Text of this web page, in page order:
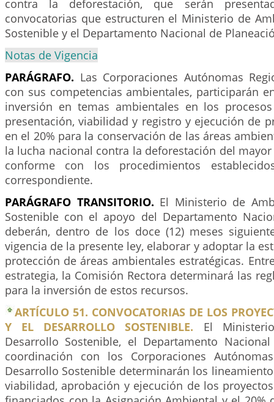
contra la deforestación, que serán
convocatorias que estructuren el Ministerio de
Sostenible y el Departamento Nacional de
Notas de Vigencia
PARÁGRAFO. Las Corporaciones Autónomas
con sus competencias ambientales, participarán
inversión en temas ambientales en los
presentación, viabilidad y registro y ejecución de
en el 20% para la conservación de las áreas
la lucha nacional contra la deforestación del
conforme con los procedimientos
correspondiente.
PARÁGRAFO TRANSITORIO. El Ministerio de
Sostenible con el apoyo del Departamento
deberán, dentro de los doce (12) meses
vigencia de la presente ley, elaborar y adoptar la
protección de áreas ambientales estratégicas.
estrategia, la Comisión Rectora determinará las
para la inversión de estos recursos.
ARTÍCULO 51. CONVOCATORIAS DE LOS
Y EL DESARROLLO SOSTENIBLE. El
Desarrollo Sostenible, el Departamento
coordinación con los Corporaciones
Desarrollo Sostenible determinarán los
viabilidad, aprobación y ejecución de los